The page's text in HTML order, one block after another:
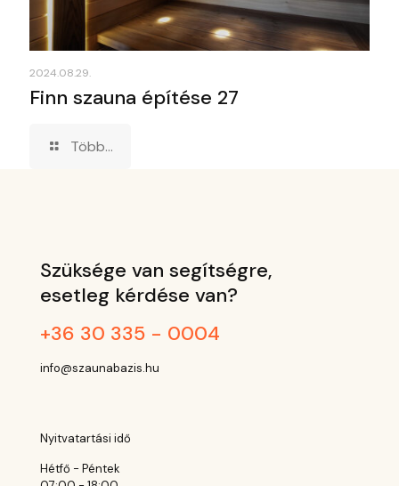
2024.08.29.
Finn szauna építése 27
Több...
Szüksége van segítségre,
esetleg kérdése van?
+36 30 335 - 0004
info@szaunabazis.hu
Nyitvatartási idő
Hétfő - Péntek